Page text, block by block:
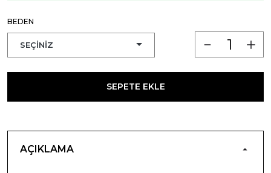
BEDEN
SEPETE EKLE
AÇIKLAMA